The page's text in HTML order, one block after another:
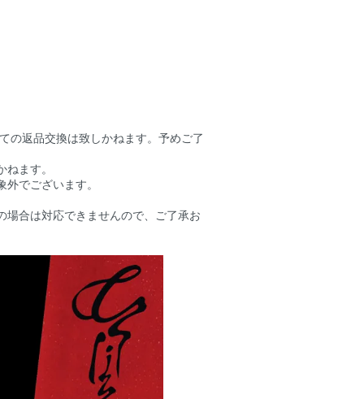
の返品交換は致しかねます。予めご了
ます。
でございます。
場合は対応できませんので、ご了承お